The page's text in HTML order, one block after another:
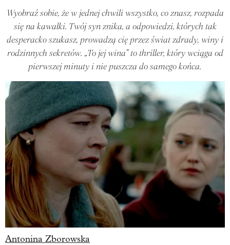
Wyobraź sobie, że w jednej chwili wszystko, co znasz, rozpada
się na kawałki. Twój syn znika, a odpowiedzi, których tak
desperacko szukasz, prowadzą cię przez świat zdrady, winy i
rodzinnych sekretów. „To jej wina” to thriller, który wciąga od
pierwszej minuty i nie puszcza do samego końca.
Antonina Zborowska